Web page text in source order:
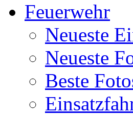
Feuerwehr
Neueste
Neueste
Beste